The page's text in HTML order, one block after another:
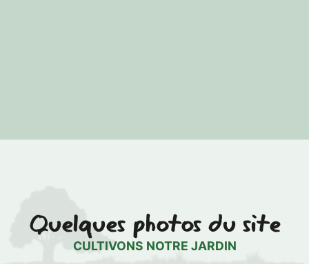
Quelques photos du site
CULTIVONS NOTRE JARDIN